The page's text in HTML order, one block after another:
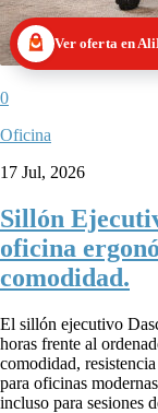
Ver oferta en
0
Oficina
17 Jul, 2026
Sillón
oficina
comodidad.
El sillón ejecutivo
horas frente al
comodidad,
para oficinas
incluso para sesiones